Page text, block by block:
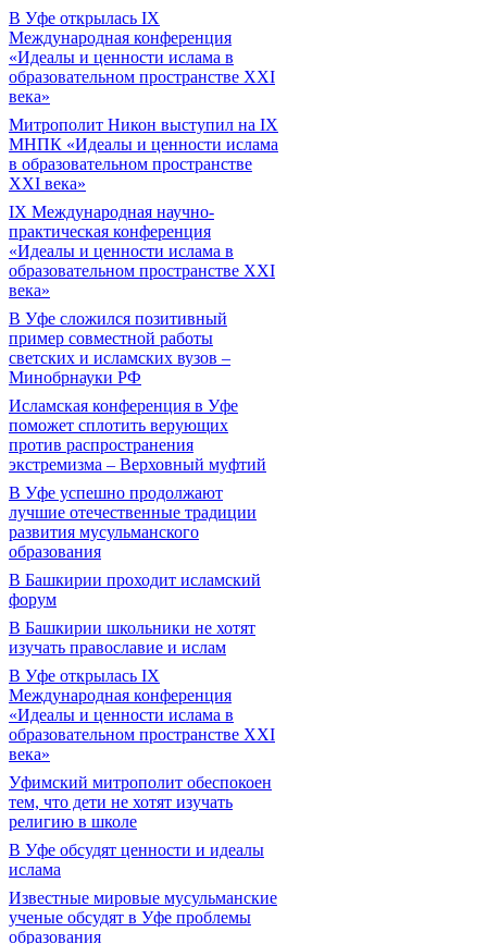
В Уфе открылась IX
Международная конференция
«Идеалы и ценности ислама в
образовательном пространстве XXI
века»
Митрополит Никон выступил на IX
МНПК «Идеалы и ценности ислама
в образовательном пространстве
XXI века»
IX Международная научно-
практическая конференция
«Идеалы и ценности ислама в
образовательном пространстве XXI
века»
В Уфе сложился позитивный
пример совместной работы
светских и исламских вузов –
Минобрнауки РФ
Исламская конференция в Уфе
поможет сплотить верующих
против распространения
экстремизма – Верховный муфтий
В Уфе успешно продолжают
лучшие отечественные традиции
развития мусульманского
образования
В Башкирии проходит исламский
форум
В Башкирии школьники не хотят
изучать православие и ислам
В Уфе открылась IX
Международная конференция
«Идеалы и ценности ислама в
образовательном пространстве XXI
века»
Уфимский митрополит обеспокоен
тем, что дети не хотят изучать
религию в школе
В Уфе обсудят ценности и идеалы
ислама
Известные мировые мусульманские
ученые обсудят в Уфе проблемы
образования